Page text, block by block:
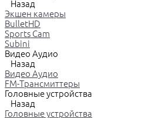
Назад
Экшен камеры
BulletHD
Sports Cam
Subini
Видео Аудио
Назад
Видео Аудио
FM-Трансмиттеры
Головные устройства
Назад
Головные устройства